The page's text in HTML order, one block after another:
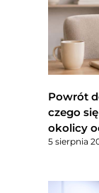
Powrót
czego
okolicy
5 sierpnia